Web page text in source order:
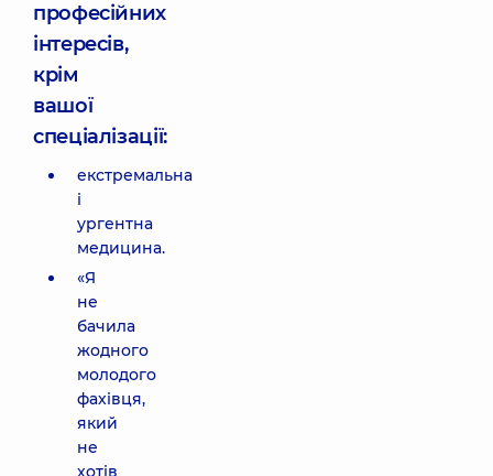
професійних
інтересів,
крім
вашої
спеціалізації:
екстремальна
і
ургентна
медицина.
«Я
не
бачила
жодного
молодого
фахівця,
який
не
хотів